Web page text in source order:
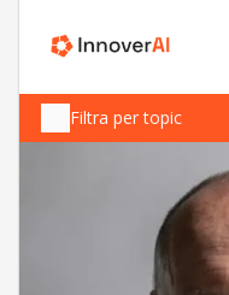
Filtra per topic